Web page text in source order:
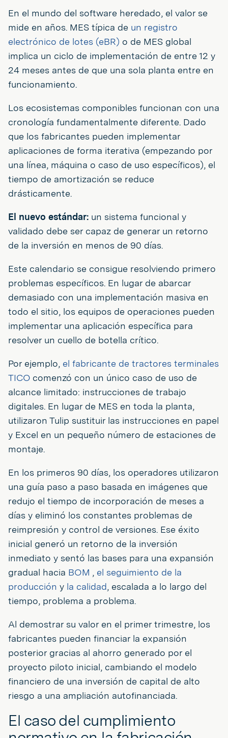
En el mundo del software heredado, el valor se
mide en años. MES típica de un registro
electrónico de lotes (eBR) o de MES global
implica un ciclo de implementación de entre 12 y
24 meses antes de que una sola planta entre en
funcionamiento.
Los ecosistemas componibles funcionan con una
cronología fundamentalmente diferente. Dado
que los fabricantes pueden implementar
aplicaciones de forma iterativa (empezando por
una línea, máquina o caso de uso específicos), el
tiempo de amortización se reduce
drásticamente.
El nuevo estándar: un sistema funcional y
validado debe ser capaz de generar un retorno
de la inversión en menos de 90 días.
Este calendario se consigue resolviendo primero
problemas específicos. En lugar de abarcar
demasiado con una implementación masiva en
todo el sitio, los equipos de operaciones pueden
implementar una aplicación específica para
resolver un cuello de botella crítico.
Por ejemplo, el fabricante de tractores terminales
TICO comenzó con un único caso de uso de
alcance limitado: instrucciones de trabajo
digitales. En lugar de MES en toda la planta,
utilizaron Tulip sustituir las instrucciones en papel
y Excel en un pequeño número de estaciones de
montaje.
En los primeros 90 días, los operadores utilizaron
una guía paso a paso basada en imágenes que
redujo el tiempo de incorporación de meses a
días y eliminó los constantes problemas de
reimpresión y control de versiones. Ese éxito
inicial generó un retorno de la inversión
inmediato y sentó las bases para una expansión
gradual hacia BOM , el seguimiento de la
producción y la calidad, escalada a lo largo del
tiempo, problema a problema.
Al demostrar su valor en el primer trimestre, los
fabricantes pueden financiar la expansión
posterior gracias al ahorro generado por el
proyecto piloto inicial, cambiando el modelo
financiero de una inversión de capital de alto
riesgo a una ampliación autofinanciada.
El caso del cumplimiento